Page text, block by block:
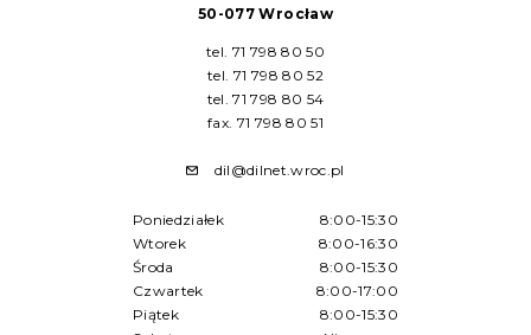
50-077 Wrocław
tel. 71 798 80 50
tel. 71 798 80 52
tel. 71 798 80 54
fax. 71 798 80 51
dil@dilnet.wroc.pl
Poniedziałek
8:00-15:30
Wtorek
8:00-16:30
Środa
8:00-15:30
Czwartek
8:00-17:00
Piątek
8:00-15:30